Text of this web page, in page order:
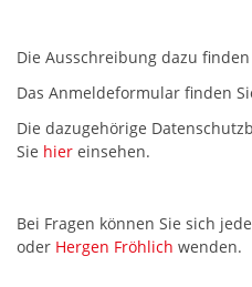
Die Ausschreibung dazu finden
Das Anmeldeformular finden
Die dazugehörige
Sie hier einsehen.
Bei Fragen können Sie sich
oder Hergen Fröhlich wenden.